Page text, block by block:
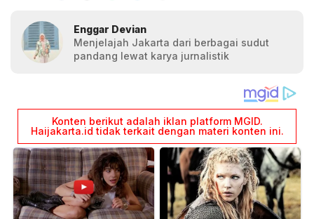
Enggar Devian
Menjelajah Jakarta dari berbagai sudut
pandang lewat karya jurnalistik